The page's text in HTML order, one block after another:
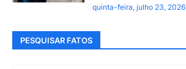
quinta-feira, julho 23, 2026
PESQUISAR FATOS